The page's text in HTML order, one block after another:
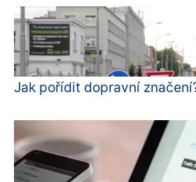
Jak pořídit dopravní